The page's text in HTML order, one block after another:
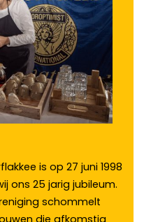
is op 27 juni 1998
ons 25 jarig jubileum.
schommelt